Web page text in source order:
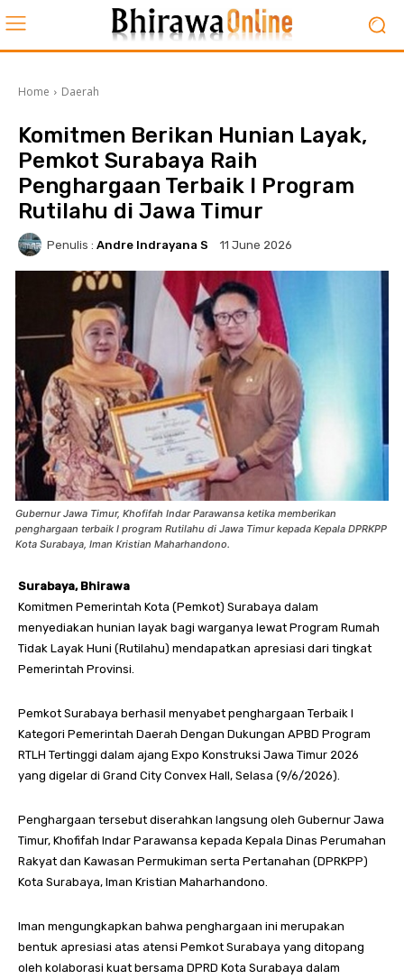
Home Daerah
Komitmen Berikan Hunian Layak,
Pemkot Surabaya Raih
Penghargaan Terbaik I Program
Rutilahu di Jawa Timur
Penulis : Andre Indrayana S 11 June 2026
Gubernur Jawa Timur, Khofifah Indar Parawansa ketika memberikan
penghargaan terbaik I program Rutilahu di Jawa Timur kepada Kepala DPRKPP
Kota Surabaya, Iman Kristian Maharhandono.
Surabaya, Bhirawa
Komitmen Pemerintah Kota (Pemkot) Surabaya dalam
menyediakan hunian layak bagi warganya lewat Program Rumah
Tidak Layak Huni (Rutilahu) mendapatkan apresiasi dari tingkat
Pemerintah Provinsi.
Pemkot Surabaya berhasil menyabet penghargaan Terbaik I
Kategori Pemerintah Daerah Dengan Dukungan APBD Program
RTLH Tertinggi dalam ajang Expo Konstruksi Jawa Timur 2026
yang digelar di Grand City Convex Hall, Selasa (9/6/2026).
Penghargaan tersebut diserahkan langsung oleh Gubernur Jawa
Timur, Khofifah Indar Parawansa kepada Kepala Dinas Perumahan
Rakyat dan Kawasan Permukiman serta Pertanahan (DPRKPP)
Kota Surabaya, Iman Kristian Maharhandono.
Iman mengungkapkan bahwa penghargaan ini merupakan
bentuk apresiasi atas atensi Pemkot Surabaya yang ditopang
oleh kolaborasi kuat bersama DPRD Kota Surabaya dalam